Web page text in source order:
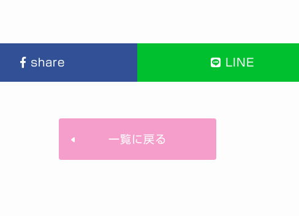
share LINE
一覧に戻る